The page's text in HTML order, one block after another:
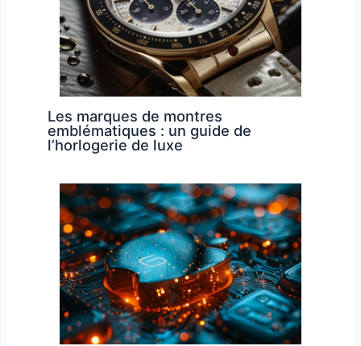
Les marques de montres
emblématiques : un guide de
l’horlogerie de luxe